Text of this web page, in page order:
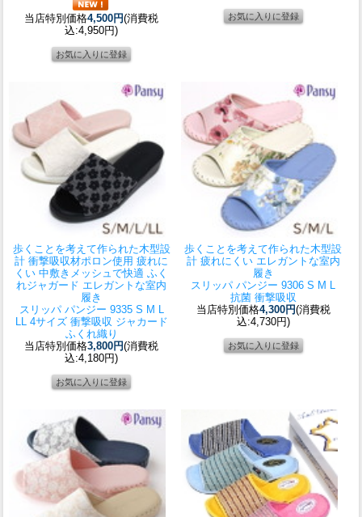
当店特別価格4,500円(消費税
込:4,950円)
歩くことを考えて作られた木型設
計 衝撃吸収材ポロン使用 疲れに
くい 中敷きメッシュで快適 ふく
れジャガード エレガントな室内
履き
スリッパ パンジー 9335 S M L
LL 4サイズ 衝撃吸収 ジャカード
ふくれ織り
当店特別価格3,800円(消費税
込:4,180円)
歩くことを考えて作られた木型設
計 疲れにくい エレガントな室内
履き
スリッパ パンジー 9306 S M L
抗菌 衝撃吸収
当店特別価格4,300円(消費税
込:4,730円)